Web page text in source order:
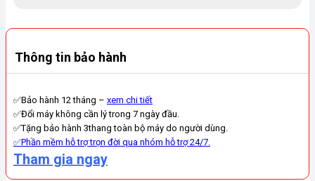
Thông tin bảo hành
✅Bảo hành 12 tháng – xem chi tiết
✅Đổi máy không cần lý trong 7 ngày đầu.
✅Tặng bảo hành 3thang toàn bộ máy do người dùng.
✅Phần mềm hỗ trợ trọn đời qua nhóm hỗ trợ 24/7.
Tham gia ngay